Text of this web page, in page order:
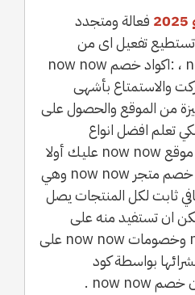
فعالة ومتجدد
تستطيع تفعيل اى من
كوبونات خصم now now ، :اكواد خصم now now
والاستمتاع بأشهى
من الموقع والحصول على
تعلم افضل انواع
الاستفادة من كود خصم موقع now now عليك أولا
ان تعرف كل تفاصيل كود خصم متجر now now وهي
ثابت لكل المنتجات يصل
ان تستفيد منه على
جميع عروض now now وخصومات now now على
بواسطة كود